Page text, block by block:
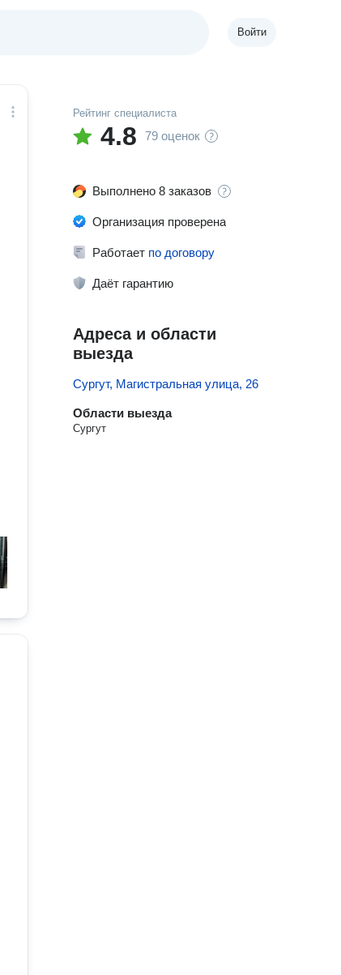
Войти
Рейтинг специалиста
4.8 79 оценок
Выполнено 8 заказов
Организация проверена
Работает по договору
Даёт гарантию
Адреса и области
выезда
Сургут, Магистральная улица, 26
Области выезда
Сургут